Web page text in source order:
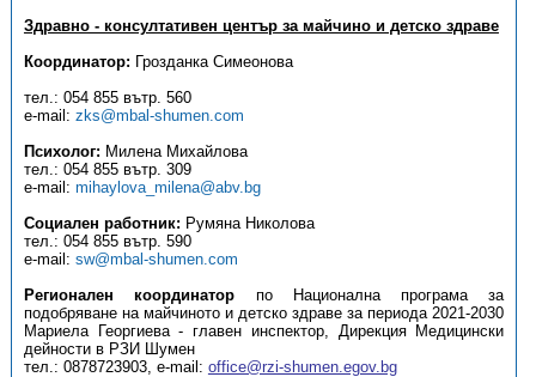
Здравно - консултативен център за майчино и детско здраве
Координатор: Грозданка Симеонова
тел.: 054 855 вътр. 560
e-mail: zks@mbal-shumen.com
Психолог: Милена Михайлова
тел.: 054 855 вътр. 309
e-mail: mihaylova_milena@abv.bg
Социален работник: Румяна Николова
тел.: 054 855 вътр. 590
e-mail: sw@mbal-shumen.com
Регионален координатор по Национална програма за
подобряване на майчиното и детско здраве за периода 2021-2030
Мариела Георгиева - главен инспектор, Дирекция Медицински
дейности в РЗИ Шумен
тел.: 0878723903, е-mail: office@rzi-shumen.egov.bg